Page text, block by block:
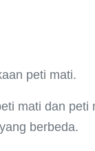
peti mati.
mati dan peti
berbeda.